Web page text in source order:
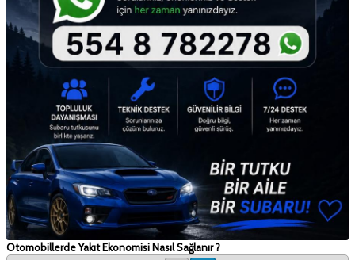
Otomobillerde Yakıt Ekonomisi Nasıl Sağlanır ?